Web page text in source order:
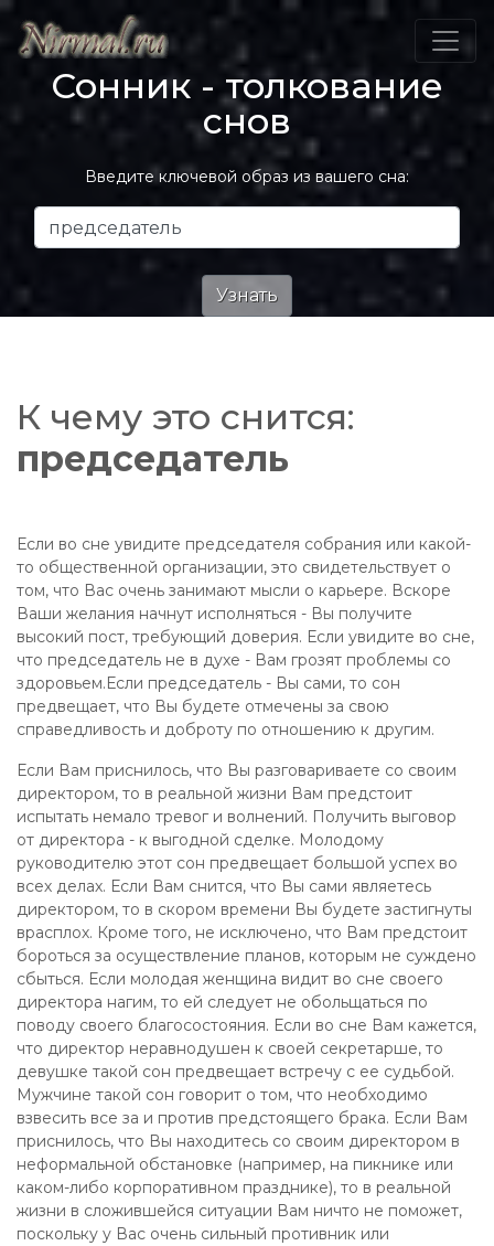
Сонник - толкование
снов
Введите ключевой образ из вашего сна:
К чему это снится:
председатель
Если во сне увидите председателя собрания или какой-
то общественной организации, это свидетельствует о
том, что Вас очень занимают мысли о карьере. Вскоре
Ваши желания начнут исполняться - Вы получите
высокий пост, требующий доверия. Если увидите во сне,
что председатель не в духе - Вам грозят проблемы со
здоровьем.Если председатель - Вы сами, то сон
предвещает, что Вы будете отмечены за свою
справедливость и доброту по отношению к другим.
Если Вам приснилось, что Вы разговариваете со своим
директором, то в реальной жизни Вам предстоит
испытать немало тревог и волнений. Получить выговор
от директора - к выгодной сделке. Молодому
руководителю этот сон предвещает большой успех во
всех делах. Если Вам снится, что Вы сами являетесь
директором, то в скором времени Вы будете застигнуты
врасплох. Кроме того, не исключено, что Вам предстоит
бороться за осуществление планов, которым не суждено
сбыться. Если молодая женщина видит во сне своего
директора нагим, то ей следует не обольщаться по
поводу своего благосостояния. Если во сне Вам кажется,
что директор неравнодушен к своей секретарше, то
девушке такой сон предвещает встречу с ее судьбой.
Мужчине такой сон говорит о том, что необходимо
взвесить все за и против предстоящего брака. Если Вам
приснилось, что Вы находитесь со своим директором в
неформальной обстановке (например, на пикнике или
каком-либо корпоративном празднике), то в реальной
жизни в сложившейся ситуации Вам ничто не поможет,
поскольку у Вас очень сильный противник или